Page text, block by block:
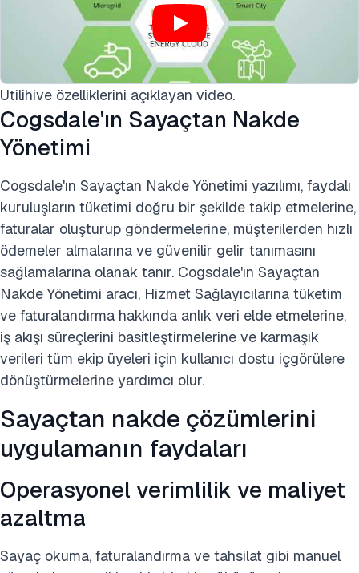
Utilihive özelliklerini açıklayan video.
Cogsdale'ın Sayaçtan Nakde
Yönetimi
Cogsdale'ın Sayaçtan Nakde Yönetimi yazılımı, faydalı
kuruluşların tüketimi doğru bir şekilde takip etmelerine,
faturalar oluşturup göndermelerine, müşterilerden hızlı
ödemeler almalarına ve güvenilir gelir tanımasını
sağlamalarına olanak tanır. Cogsdale'ın Sayaçtan
Nakde Yönetimi aracı, Hizmet Sağlayıcılarına tüketim
ve faturalandırma hakkında anlık veri elde etmelerine,
iş akışı süreçlerini basitleştirmelerine ve karmaşık
verileri tüm ekip üyeleri için kullanıcı dostu içgörülere
dönüştürmelerine yardımcı olur.
Sayaçtan nakde çözümlerini
uygulamanın faydaları
Operasyonel verimlilik ve maliyet
azaltma
Sayaç okuma, faturalandırma ve tahsilat gibi manuel